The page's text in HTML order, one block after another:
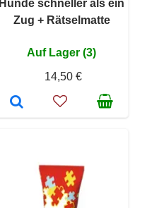
Hunde schneller als ein
Zug + Rätselmatte
Auf Lager (3)
14,50 €